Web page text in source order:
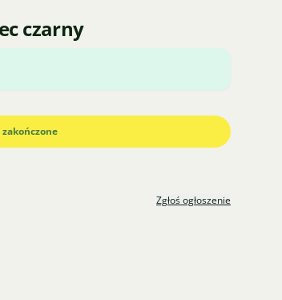
czarny
Zgłoś ogłoszenie